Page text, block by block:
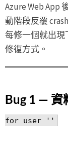
Azure Web App
動階段反覆
每修一個就出
修復方式。
Bug 1 — 資
for user ''